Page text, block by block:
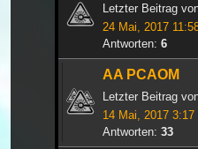
Letzter Beitrag
24 Mai, 2017
Antworten: 6
AA PCAOM
Letzter Beitrag
14 Mai, 2017 3:17
Antworten: 33